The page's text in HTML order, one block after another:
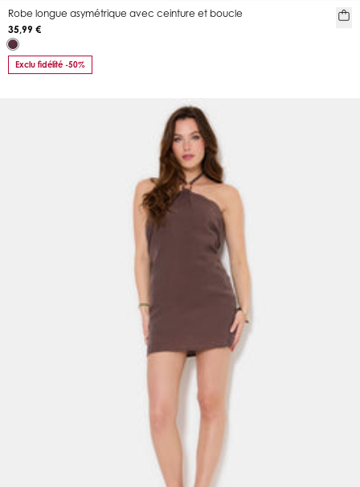
Robe longue asymétrique avec ceinture et boucle
35,99 €
Exclu fidélité -50%